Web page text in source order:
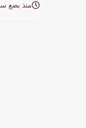
منذ بضع